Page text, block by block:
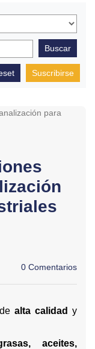
Suscribirse
0 Comentarios
dealta calidad y
aceites,